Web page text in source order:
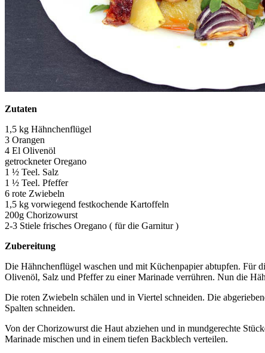
Zutaten
1,5 kg Hähnchenflügel
3 Orangen
4 El Olivenöl
getrockneter Oregano
1 ½ Teel. Salz
1 ½ Teel. Pfeffer
6 rote Zwiebeln
1,5 kg vorwiegend festkochende Kartoffeln
200g Chorizowurst
2-3 Stiele frisches Oregano ( für die Garnitur )
Zubereitung
Die Hähnchenflügel waschen und mit Küchenpapier abtupfen. Für
Olivenöl, Salz und Pfeffer zu einer Marinade verrühren. Nun die
Die roten Zwiebeln schälen und in Viertel schneiden. Die
Spalten schneiden.
Von der Chorizowurst die Haut abziehen und in mundgerechte
Marinade mischen und in einem tiefen Backblech verteilen.